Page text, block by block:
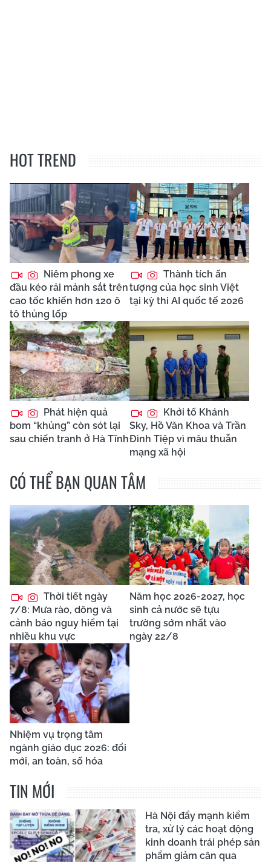
HOT TREND
Niêm phong xe
đầu kéo rải mảnh sắt trên
cao tốc khiến hơn 120 ô
tô thủng lốp
Thành tích ấn
tượng của học sinh Việt
tại kỳ thi AI quốc tế 2026
Phát hiện quả
bom “khủng” còn sót lại
sau chiến tranh ở Hà Tĩnh
Khởi tố Khánh
Sky, Hồ Văn Khoa và Trần
Đình Tiệp vì mâu thuẫn
mạng xã hội
CÓ THỂ BẠN QUAN TÂM
Thời tiết ngày
7/8: Mưa rào, dông và
cảnh báo nguy hiểm tại
nhiều khu vực
Năm học 2026-2027, học
sinh cả nước sẽ tựu
trường sớm nhất vào
ngày 22/8
Nhiệm vụ trọng tâm
ngành giáo dục 2026: đổi
mới, an toàn, số hóa
TIN MỚI
Hà Nội đẩy mạnh kiểm
tra, xử lý các hoạt động
kinh doanh trái phép sản
phẩm giảm cân qua